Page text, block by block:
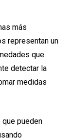
más
representan un
que
detectar la
medidas
pueden